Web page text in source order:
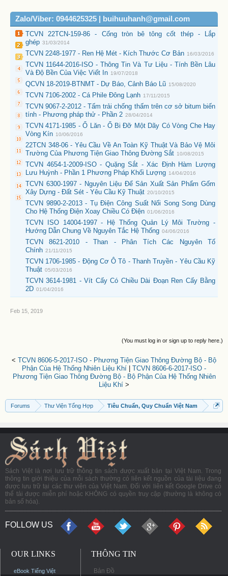
Zalo/Viber: 0944625325 | buihuuhanh@gmail.com
TCVN 22TCN-159-86 - Cống tròn bê tông cốt thép - Lắp
ghép 31/03/2014
TCVN 2248-1977 - Ren Hệ Mét - Kích Thước Cơ Bản 16/03/2016
TCVN 11644-2016-ISO - Thông Tin Và Tư Liệu - Tính Bền Lâu
Và Độ Bền Của Việc Viết In 19/07/2018
QCVN 18-2019-BTNMT - Dự Báo, Cảnh Báo Lũ 15/08/2020
TCVN 7106-2002 - Cá Phile Đông Lạnh 17/11/2015
TCVN 9067-2-2012 - Tấm trải chống thấm trên cơ sở bitum biến
tính - Phương pháp thử - Phần 2 28/04/2014
TCVN 4171-1985 - Ổ Lăn - Ổ Bi Đỡ Một Dãy Có Vòng Che Hay
Vòng Kín 10/06/2016
22TCN 348-06 - Yêu Cầu Về An Toàn Kỹ Thuật Và Bảo Vệ Môi
Trường Của Phương Tiện Giao Thông Đường Sắt 10/08/2015
TCVN 4654-1-2009-ISO - Quặng Sắt - Xác Định Hàm Lượng
Lưu Huỳnh - Phần 1 Phương Pháp Khối Lượng 14/04/2016
TCVN 6300-1997 - Nguyên Liệu Để Sản Xuất Sản Phẩm Gốm
Xây Dựng - Đất Sét - Yêu Cầu Kỹ Thuật 20/10/2015
TCVN 9890-2-2013 - Tụ Điện Công Suất Nối Song Song Dùng
Cho Hệ Thống Điện Xoay Chiều Có Điện 01/06/2016
TCVN ISO 14004-1997 - Hệ Thống Quản Lý Môi Trường -
Hướng Dẫn Chung Về Nguyên Tắc Hệ Thống 04/06/2016
TCVN 8621-2010 - Than - Phân Tích Các Nguyên Tố
Chính 21/11/2015
TCVN 1706-1985 - Động Cơ Ô Tô - Thanh Truyền - Yêu Cầu Kỹ
Thuật 05/03/2016
TCVN 3614-1981 - Vít Cấy Có Chiều Dài Đoạn Ren Cấy Bằng
2D 01/04/2016
Feb 15, 2019
(You must log in or sign up to reply here.)
< TCVN 8606-5-2017-ISO - Phương Tiện Giao Thông Đường Bộ - Bộ
Phận Của Hệ Thống Nhiên Liệu Khí
TCVN 8606-6-2017-ISO -
Phương Tiện Giao Thông Đường Bộ - Bộ Phận Của Hệ Thống Nhiên
Liệu Khí >
Forums Thư Viện Tổng Hợp Tiêu Chuẩn, Quy Chuẩn Việt Nam
Sách Việt là nơi lưu trữ thông tin sách được xuất bản tại Việt Nam. Trong
thông tin giới thiệu của mỗi sách thường có liên kết nguồn của tài liệu đang
được lưu trữ tại các thư viện của Việt Nam. Đối với liên kết Google Drive có
thể tải được miễn phí hoặc KHÔNG có quyền truy cập (thường là không có
bản số hóa).
FOLLOW US
OUR LINKS
eBook Tiếng Việt
THÔNG TIN
Bản Đồ